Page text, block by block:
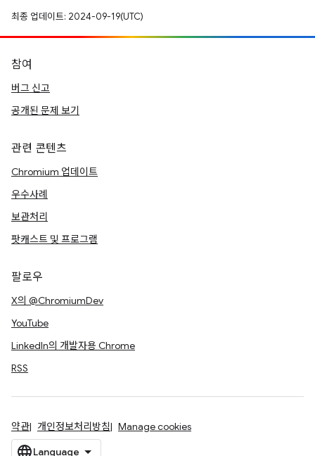
최종 업데이트: 2024-09-19(UTC)
참여
버그 신고
공개된 문제 보기
관련 콘텐츠
Chromium 업데이트
우수사례
보관처리
팟캐스트 및 프로그램
팔로우
X의 @ChromiumDev
YouTube
LinkedIn의 개발자용 Chrome
RSS
약관 개인정보처리방침 Manage cookies